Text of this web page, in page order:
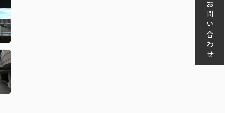
お問い合わせ